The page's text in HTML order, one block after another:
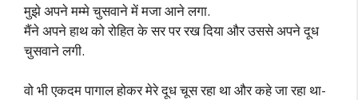
मुझे अपने मम्मे चुसवाने में मजा आने लगा.
मैंने अपने हाथ को रोहित के सर पर रख दिया और उससे अपने दूध
चुसवाने लगी.
वो भी एकदम पागाल होकर मेरे दूध चूस रहा था और कहे जा रहा था-